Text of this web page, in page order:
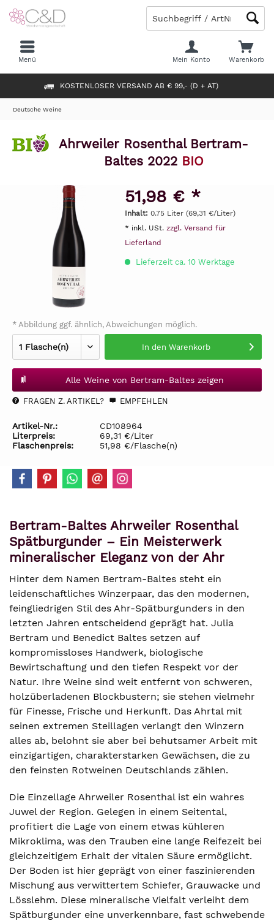
KOSTENLOSER VERSAND AB € 99,- (D + AT)
Warenkorb
Mein Konto
Menü
Deutsche Weine
Ahrweiler Rosenthal Bertram-
Baltes 2022 BIO
51,98 € *
Inhalt: 0.75 Liter (69,31 €/Liter)
* inkl. USt. zzgl. Versand für
Lieferland
Lieferzeit ca. 10 Werktage
* Abbildung ggf. ähnlich, Abweichungen möglich.
In den Warenkorb
Alle Weine von Bertram-Baltes zeigen
FRAGEN Z. ARTIKEL? EMPFEHLEN
Artikel-Nr.:
CD108964
Literpreis:
69,31 €/Liter
Flaschenpreis:
51,98 €/Flasche(n)
Bertram-Baltes Ahrweiler Rosenthal
Spätburgunder – Ein Meisterwerk
mineralischer Eleganz von der Ahr
Hinter dem Namen Bertram-Baltes steht ein
leidenschaftliches Winzerpaar, das den modernen,
feingliedrigen Stil des Ahr-Spätburgunders in den
letzten Jahren entscheidend geprägt hat. Julia
Bertram und Benedict Baltes setzen auf
kompromissloses Handwerk, biologische
Bewirtschaftung und den tiefen Respekt vor der
Natur. Ihre Weine sind weit entfernt von schweren,
holzüberladenen Blockbustern; sie stehen vielmehr
für Finesse, Frische und Herkunft. Das Ahrtal mit
seinen extremen Steillagen verlangt den Winzern
alles ab, belohnt sie aber bei behutsamer Arbeit mit
einzigartigen, charakterstarken Gewächsen, die zu
den feinsten Rotweinen Deutschlands zählen.
Die Einzellage Ahrweiler Rosenthal ist ein wahres
Juwel der Region. Gelegen in einem Seitental,
profitiert die Lage von einem etwas kühleren
Mikroklima, was den Trauben eine lange Reifezeit bei
gleichzeitigem Erhalt der vitalen Säure ermöglicht.
Der Boden ist hier geprägt von einer faszinierenden
Mischung aus verwittertem Schiefer, Grauwacke und
Lösslehm. Diese mineralische Vielfalt verleiht dem
Spätburgunder eine unverkennbare, fast schwebende